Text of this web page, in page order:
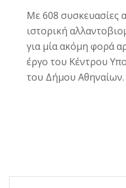
Με 608 συσκευασίες
ιστορική
για μία ακόμη φορά
έργο του Κέντρου
του Δήμου Αθηναίων.